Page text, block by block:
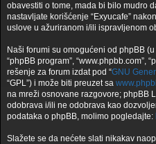
obavestiti o tome, mada bi bilo mudro
nastavljate korišćenje “Exyucafe”
uslove u ažuriranom i/ili ispravljenom
Naši forumi su omogućeni od phpBB (u
“phpBB program”, “www.phpbb.com”,
rešenje za forum izdat pod “GNU
“GPL”) i može biti preuzet sa
na mreži osnovane razgovore; phpBB
odobrava i/ili ne odobrava kao
podataka o phpBB, molimo pogledajte:
Slažete se da nećete slati nikakav